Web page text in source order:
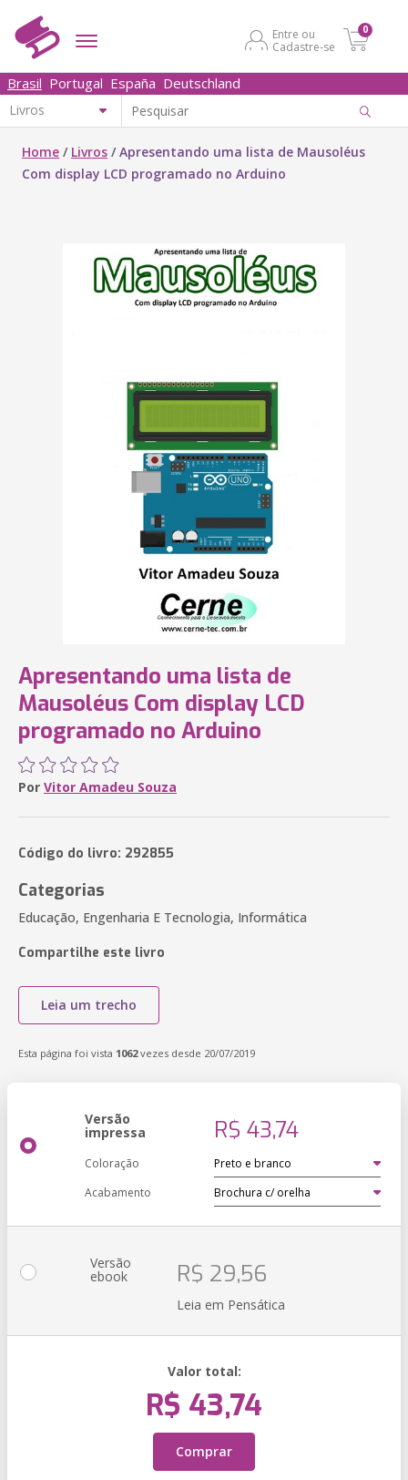
Entre ou
Cadastre-se
0
Brasil Portugal España Deutschland
Home / Livros /Apresentando uma lista de Mausoléus
Com display LCD programado no Arduino
Apresentando uma lista de
Mausoléus Com display LCD
programado no Arduino
Por Vitor Amadeu Souza
Código do livro: 292855
Categorias
Educação, Engenharia E Tecnologia, Informática
Compartilhe este livro
Leia um trecho
Esta página foi vista 1062vezes desde 20/07/2019
Versão
impressa R$ 43,74
Coloração
Acabamento
Versão
ebook R$ 29,56
Leia em Pensática
Valor total:
R$ 43,74
Comprar